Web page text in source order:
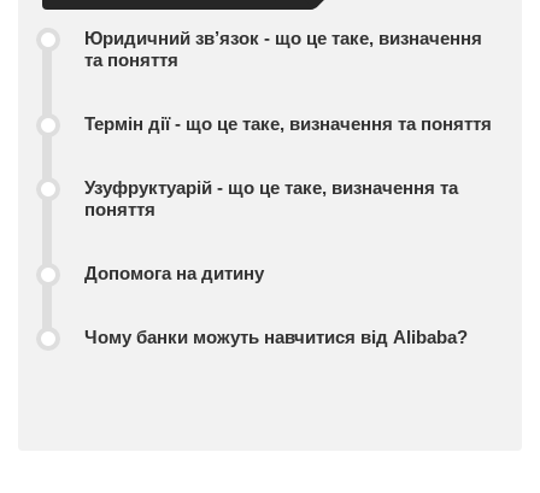
Юридичний зв’язок - що це таке, визначення
та поняття
Термін дії - що це таке, визначення та поняття
Узуфруктуарій - що це таке, визначення та
поняття
Допомога на дитину
Чому банки можуть навчитися від Alibaba?